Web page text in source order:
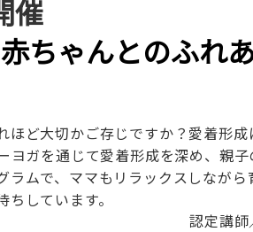
催
ちゃんとのふれ
ど大切かご存じですか？愛着形
ガを通じて愛着形成を深め、親子
ムで、ママもリラックスしながら
しています。
認定講